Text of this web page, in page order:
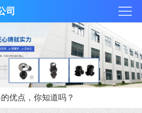
司
膜片联轴器膜片的补偿原理，你知道吗？
竟是什么？
优点，你知道吗？